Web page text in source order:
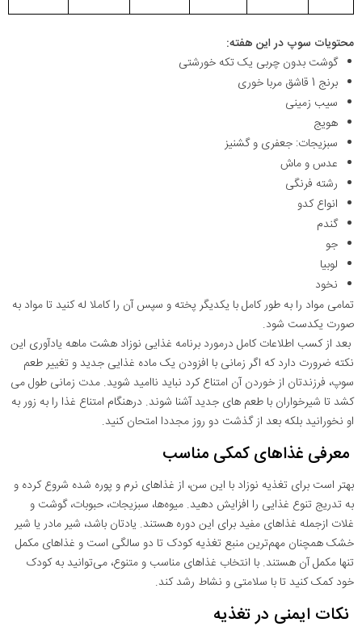
محتویات سوپ در این هفته:
گوشت بدون چربی یک تکه خورشتی
برنج 1 قاشق مربا خوری
سیب زمینی
هویج
سبزیجات: جعفری و گشنیز
عدس و ماش
رشته فرنگی
انواع کدو
گندم
جو
لوبیا
نخود
تمامی مواد را به طور کامل با یکدیگر پخته و سپس آن را کاملا له کنید تا مواد به
صورت یکدست شود.
بعد از کسب اطلاعات کامل درمورد برنامه غذایی نوزاد هشت ماهه یادآوری این
نکته ضرورت دارد که اگر زمانی با افزودن یک ماده غذایی جدید و تغییر طعم
سوپ، فرزندتان از خوردن آن امتناع کرد نباید ناامید شوید. مدت زمانی طول می
کشد تا شیرخواران با طعم های جدید آشنا شوند. درهنگام امتناع غذا را به زور به
او نخورانید بلکه بعد از گذشت دو روز مجددا امتحان کنید.
معرفی غذاهای کمکی مناسب
بهتر است برای تغذیه نوزاد با این سن، از غذاهای نرم و پوره شده شروع کرده و
به تدریج تنوع غذایی را افزایش دهید. میوه‌ها، سبزیجات، حبوبات، گوشت و
غلات ازجمله غذاهای مفید برای این دوره هستند. یادتان باشد، شیر مادر یا شیر
خشک همچنان مهم‌ترین منبع تغذیه‌ کودک تا دو سالگی است و غذاهای مکمل
تنها مکمل آن هستند. با انتخاب غذاهای مناسب و متنوع، می‌توانید به کودک
خود کمک کنید تا با سلامتی و نشاط رشد کند.
نکات ایمنی در تغذیه